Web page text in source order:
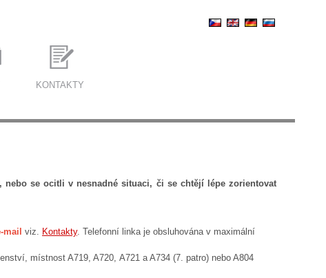
KONTAKTY
se ocitli v nesnadné situaci, či se chtějí lépe zorientovat
mail viz. Kontakty. Telefonní linka je obsluhována v maximální
místnost A719, A720, A721 a A734 (7. patro) nebo A804